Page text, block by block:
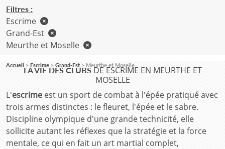
LA VIE DES CLUBSDE ESCRIME EN MEURTHE ET
MOSELLE
L'escrime est un sport de combat à l'épée pratiqué avec
trois armes distinctes : le fleuret, l'épée et le sabre.
Discipline olympique d'une grande technicité, elle
sollicite autant les réflexes que la stratégie et la force
mentale, ce qui en fait un art martial complet,
Filtres :
Escrime
Grand-Est
Meurthe et Moselle
Accueil Escrime Grand-Est Meurthe et Moselle